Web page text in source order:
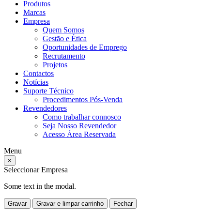
Produtos
Marcas
Empresa
Quem Somos
Gestão e Ética
Oportunidades de Emprego
Recrutamento
Projetos
Contactos
Notícias
Suporte Técnico
Procedimentos Pós-Venda
Revendedores
Como trabalhar connosco
Seja Nosso Revendedor
Acesso Área Reservada
Menu
×
Seleccionar Empresa
Some text in the modal.
Gravar Gravar e limpar carrinho Fechar